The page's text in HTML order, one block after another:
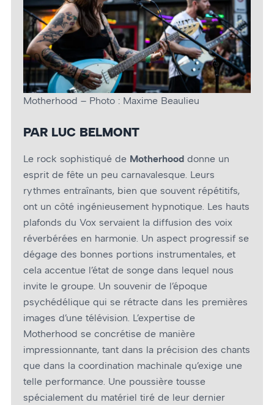
Motherhood – Photo : Maxime Beaulieu
PAR LUC BELMONT
Le rock sophistiqué de Motherhood donne un
esprit de fête un peu carnavalesque. Leurs
rythmes entraînants, bien que souvent répétitifs,
ont un côté ingénieusement hypnotique. Les hauts
plafonds du Vox servaient la diffusion des voix
réverbérées en harmonie. Un aspect progressif se
dégage des bonnes portions instrumentales, et
cela accentue l’état de songe dans lequel nous
invite le groupe. Un souvenir de l’époque
psychédélique qui se rétracte dans les premières
images d’une télévision. L’expertise de
Motherhood se concrétise de manière
impressionnante, tant dans la précision des chants
que dans la coordination machinale qu’exige une
telle performance. Une poussière tousse
spécialement du matériel tiré de leur dernier